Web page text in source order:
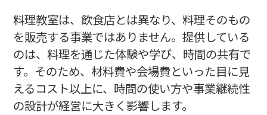
料理教室は、飲食店とは異なり、料理そのもの
を販売する事業ではありません。提供している
のは、料理を通じた体験や学び、時間の共有で
す。そのため、材料費や会場費といった目に見
えるコスト以上に、時間の使い方や事業継続性
の設計が経営に大きく影響します。